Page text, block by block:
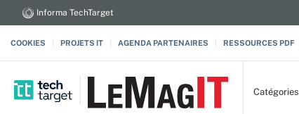
Informa TechTarget
COOKIES PROJETS IT AGENDA PARTENAIRES RESSOURCES PDF
Catégories